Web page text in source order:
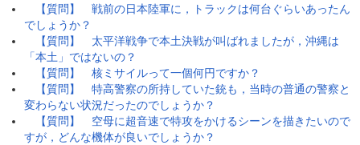
【質問】 戦前の日本陸軍に，トラックは何台ぐらいあったん
でしょうか？
【質問】 太平洋戦争で本土決戦が叫ばれましたが，沖縄は
「本土」ではないの？
【質問】 核ミサイルって一個何円ですか？
【質問】 特高警察の所持していた銃も，当時の普通の警察と
変わらない状況だったのでしょうか？
【質問】 空母に超音速で特攻をかけるシーンを描きたいので
すが，どんな機体が良いでしょうか？